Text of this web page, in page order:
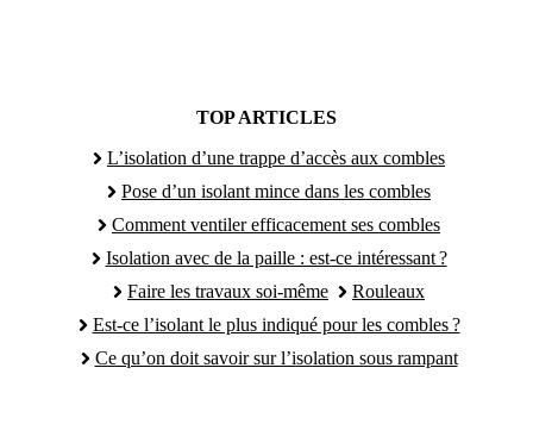
TOP ARTICLES
L’isolation d’une trappe d’accès aux combles
Pose d’un isolant mince dans les combles
Comment ventiler efficacement ses combles
Isolation avec de la paille : est-ce intéressant ?
Faire les travaux soi-même
Rouleaux
Est-ce l’isolant le plus indiqué pour les combles ?
Ce qu’on doit savoir sur l’isolation sous rampant